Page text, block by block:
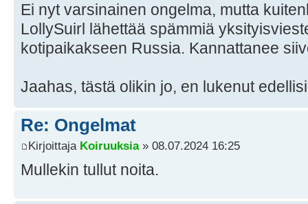
Ei nyt varsinainen ongelma, mutta
LollySuirl lähettää spämmiä
kotipaikakseen Russia. Kannattanee
Jaahas, tästä olikin jo, en lukenut
Re: Ongelmat
Kirjoittaja Koiruuksia» 08.07.2024 16:25
Mullekin tullut noita.